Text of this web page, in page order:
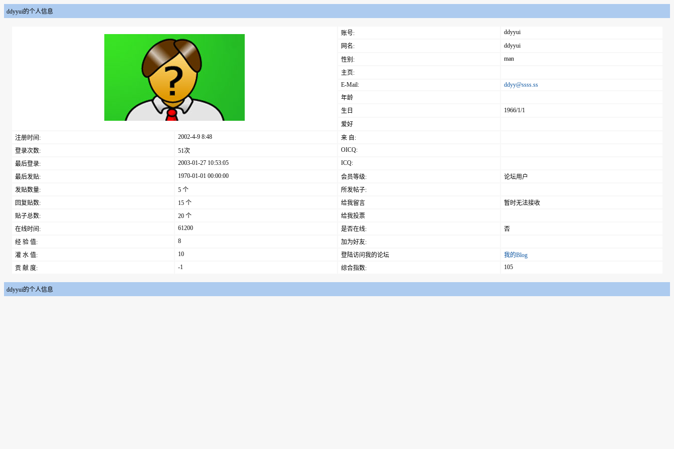
ddyyui的个人信息
账号:
ddyyui
网名:
ddyyui
性别:
man
主页:
E-Mail:
ddyy@ssss.ss
年龄
生日
1966/1/1
爱好
注册时间:
2002-4-9 8:48
来 自:
登录次数:
51次
OICQ:
最后登录:
2003-01-27 10:53:05
ICQ:
最后发贴:
1970-01-01 00:00:00 会员等级:
论坛用户
发贴数量:
5 个
所发帖子:
回复贴数:
15 个 给我留言
暂时无法接收
贴子总数:
20 个
给我投票
在线时间:
61200 是否在线:
否
经 验 值:
8
加为好友:
灌 水 值:
10 登陆访问我的论坛
我的Blog
贡 献 度:
-1 综合指数: 105
ddyyui的个人信息